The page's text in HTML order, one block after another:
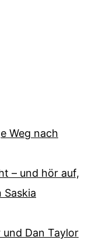
Weg nach
– und hör auf,
Saskia
und Dan Taylor